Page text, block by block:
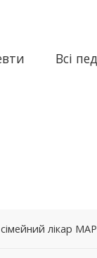
Всі
сімейний лікар